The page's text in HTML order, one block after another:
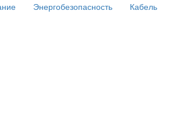
Энергобезопасность Кабель